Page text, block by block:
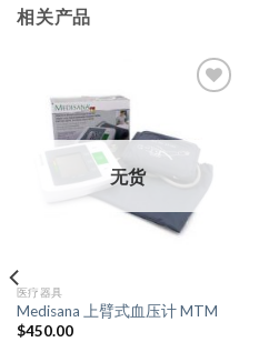
相关产品
无货
医疗器具
Medisana 上臂式血压计 MTM
$450.00